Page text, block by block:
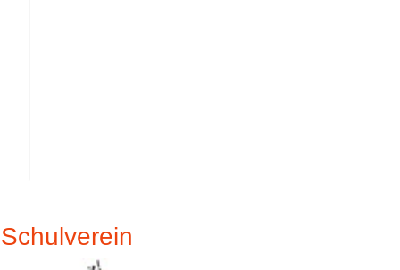
Schulverein